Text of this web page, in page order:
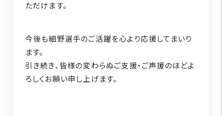
ただけます。
今後も細野選手のご活躍を心より応援してまいり
ます。
引き続き、皆様の変わらぬご支援・ご声援のほどよ
ろしくお願い申し上げます。